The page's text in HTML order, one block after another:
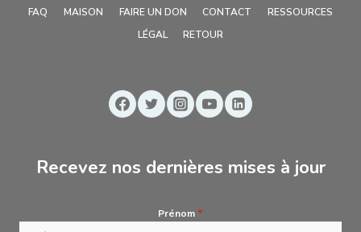
FAQ MAISON FAIRE UN DON CONTACT
RESSOURCES
LÉGAL
RETOUR
Recevez nos dernières mises à jour
Prénom *